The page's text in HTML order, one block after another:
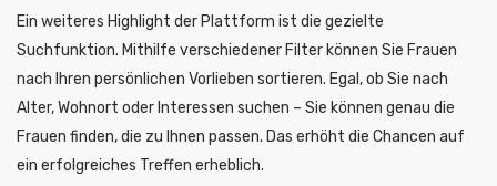
Ein weiteres Highlight der Plattform ist die gezielte
Suchfunktion. Mithilfe verschiedener Filter können Sie Frauen
nach Ihren persönlichen Vorlieben sortieren. Egal, ob Sie nach
Alter, Wohnort oder Interessen suchen – Sie können genau die
Frauen finden, die zu Ihnen passen. Das erhöht die Chancen auf
ein erfolgreiches Treffen erheblich.